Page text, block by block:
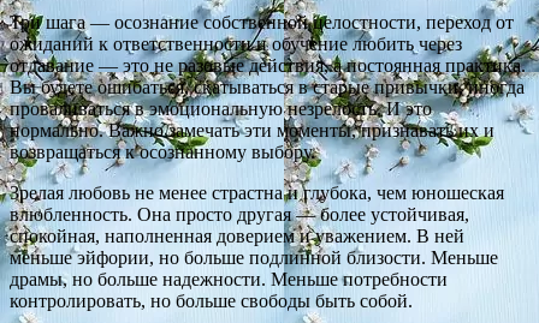
Три шага — осознание собственной целостности, переход от
ожиданий к ответственности и обучение любить через
отдавание — это не разовые действия, а постоянная практика.
Вы будете ошибаться, скатываться в старые привычки, иногда
проваливаться в эмоциональную незрелость. И это
нормально. Важно замечать эти моменты, признавать их и
возвращаться к осознанному выбору.
Зрелая любовь не менее страстна и глубока, чем юношеская
влюбленность. Она просто другая — более устойчивая,
спокойная, наполненная доверием и уважением. В ней
меньше эйфории, но больше подлинной близости. Меньше
драмы, но больше надежности. Меньше потребности
контролировать, но больше свободы быть собой.